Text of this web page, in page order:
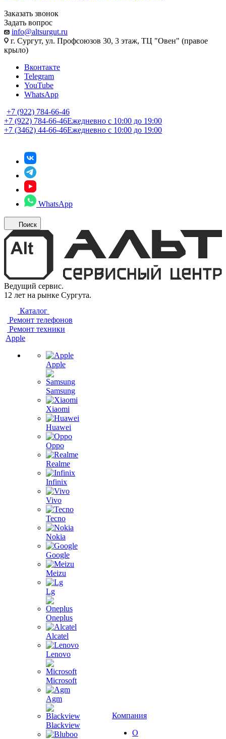
Заказать звонок
Задать вопрос
info@altsurgut.ru
г. Сургут, ул. Профсоюзов 30, 3 этаж, ТЦ "Овен" (правое
крыло)
Вконтакте
Telegram
YouTube
WhatsApp
+7 (922) 784-66-46
+7 (922) 784-66-46Ежедневно с 10:00 до 19:00
+7 (3462) 44-66-46Ежедневно с 10:00 до 19:00
WhatsApp
Поиск
Ведущий сервис.
12 лет на рынке Сургута.
Каталог
Ремонт телефонов
Ремонт техники
Apple
Apple
Samsung
Xiaomi
Huawei
Oppo
Realme
Infinix
Vivo
Tecno
Nokia
Google
Meizu
Lg
Oneplus
Alcatel
Lenovo
Microsoft
Agm
Blackview
Компания
О